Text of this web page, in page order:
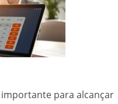
para alcançar